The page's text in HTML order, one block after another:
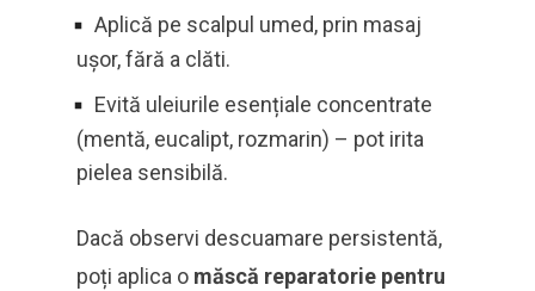
Aplică pe scalpul umed, prin masaj
ușor, fără a clăti.
Evită uleiurile esențiale concentrate
(mentă, eucalipt, rozmarin) – pot irita
pielea sensibilă.
Dacă observi descuamare persistentă,
poți aplica o măscă reparatorie pentru